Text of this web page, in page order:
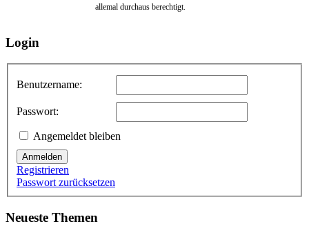
allemal durchaus berechtigt.
Login
Benutzername:
Passwort:
Angemeldet bleiben
Anmelden
Registrieren
Passwort zurücksetzen
Neueste Themen